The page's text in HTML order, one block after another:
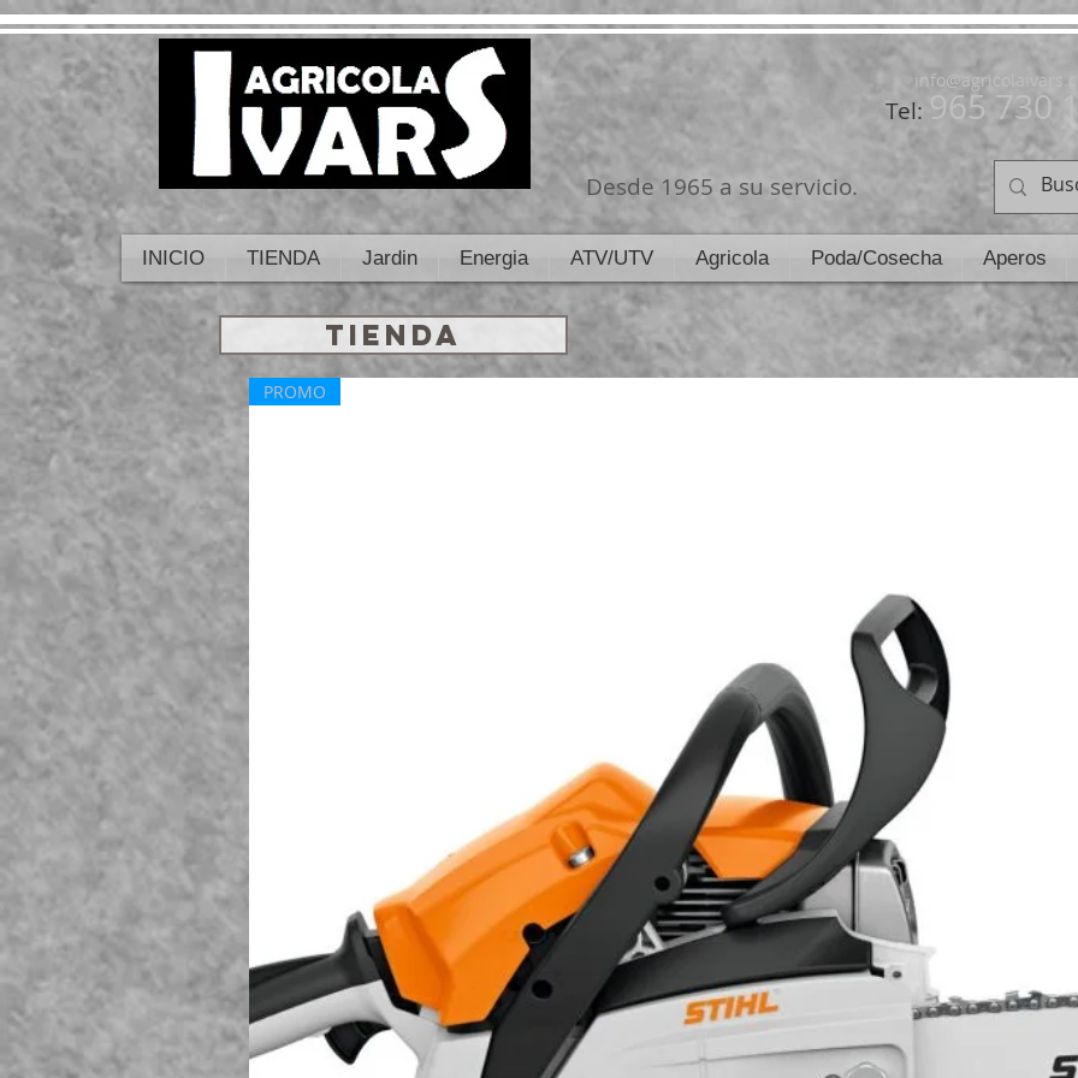
Desde 1965 a su servicio.
Tel: 965 730
INICIO TIENDA Jardin Energia ATV/UTV Agricola Poda/Cosecha Aperos
TIENDA
PROMO